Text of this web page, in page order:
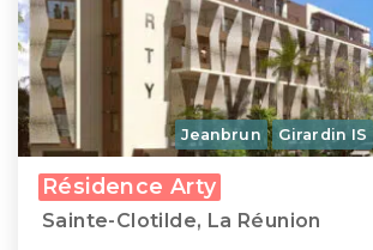
Jeanbrun Girardin IS
Résidence Arty
Sainte-Clotilde, La Réunion